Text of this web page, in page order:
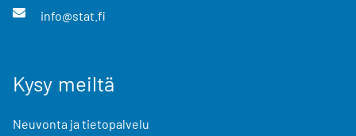
info@stat.fi
Kysy meiltä
Neuvonta ja tietopalvelu